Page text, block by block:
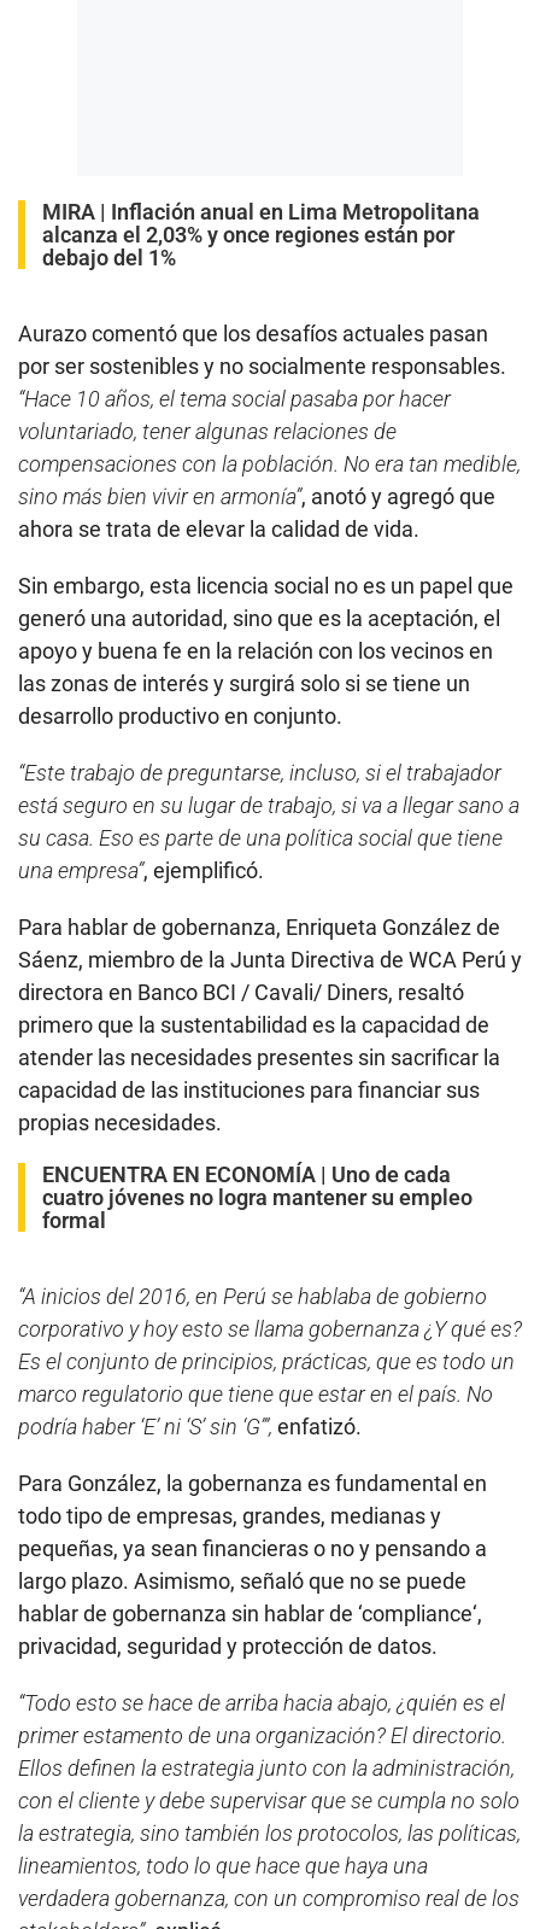
MIRA | Inflación anual en Lima Metropolitana
alcanza el 2,03% y once regiones están por
debajo del 1%
Aurazo comentó que los desafíos actuales pasan
por ser sostenibles y no socialmente responsables.
“Hace 10 años, el tema social pasaba por hacer
voluntariado, tener algunas relaciones de
compensaciones con la población. No era tan medible,
sino más bien vivir en armonía”, anotó y agregó que
ahora se trata de elevar la calidad de vida.
Sin embargo, esta licencia social no es un papel que
generó una autoridad, sino que es la aceptación, el
apoyo y buena fe en la relación con los vecinos en
las zonas de interés y surgirá solo si se tiene un
desarrollo productivo en conjunto.
“Este trabajo de preguntarse, incluso, si el trabajador
está seguro en su lugar de trabajo, si va a llegar sano a
su casa. Eso es parte de una política social que tiene
una empresa”, ejemplificó.
Para hablar de gobernanza, Enriqueta González de
Sáenz, miembro de la Junta Directiva de WCA Perú y
directora en Banco BCI / Cavali/ Diners, resaltó
primero que la sustentabilidad es la capacidad de
atender las necesidades presentes sin sacrificar la
capacidad de las instituciones para financiar sus
propias necesidades.
ENCUENTRA EN ECONOMÍA | Uno de cada
cuatro jóvenes no logra mantener su empleo
formal
“A inicios del 2016, en Perú se hablaba de gobierno
corporativo y hoy esto se llama gobernanza ¿Y qué es?
Es el conjunto de principios, prácticas, que es todo un
marco regulatorio que tiene que estar en el país. No
podría haber ‘E’ ni ‘S’ sin ‘G’”, enfatizó.
Para González, la gobernanza es fundamental en
todo tipo de empresas, grandes, medianas y
pequeñas, ya sean financieras o no y pensando a
largo plazo. Asimismo, señaló que no se puede
hablar de gobernanza sin hablar de ‘compliance‘,
privacidad, seguridad y protección de datos.
“Todo esto se hace de arriba hacia abajo, ¿quién es el
primer estamento de una organización? El directorio.
Ellos definen la estrategia junto con la administración,
con el cliente y debe supervisar que se cumpla no solo
la estrategia, sino también los protocolos, las políticas,
lineamientos, todo lo que hace que haya una
verdadera gobernanza, con un compromiso real de los